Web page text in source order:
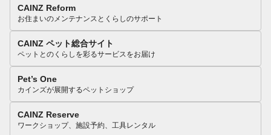
CAINZ Reform
お住まいのメンテナンスとくらしのサポート
CAINZ ペット総合サイト
ペットとのくらしを彩るサービスをお届け
Pet’s One
カインズが展開するペットショップ
CAINZ Reserve
ワークショップ、施設予約、工具レンタル